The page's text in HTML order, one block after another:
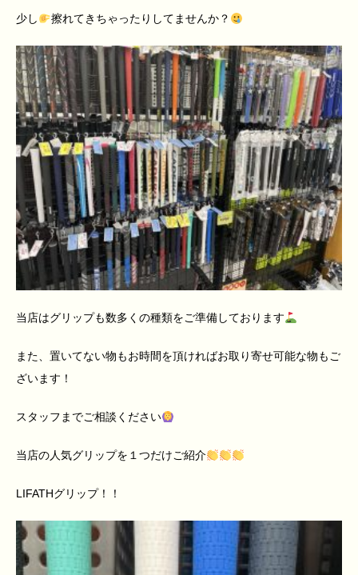
少し 擦れてきちゃったりしてませんか？
当店はグリップも数多くの種類をご準備しております
また、置いてない物もお時間を頂ければお取り寄せ可能な物もご
ざいます！
スタッフまでご相談ください
当店の人気グリップを１つだけご紹介
LIFATHグリップ！！